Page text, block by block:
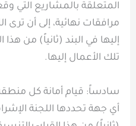
المتعلقة بالمشاريع التي
مرافقات نهائية، إلى أن ترى
إليها في البند (ثانياً) من
تلك الأعمال إليها.
سادساً: قيام أمانة كل
أي جهة تحددها اللجنة